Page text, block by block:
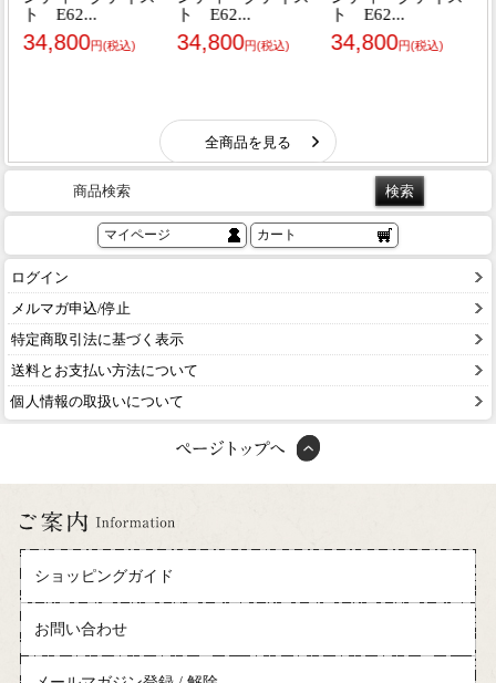
商品検索
マイページ カート
ログイン
メルマガ申込/停止
特定商取引法に基づく表示
送料とお支払い方法について
個人情報の取扱いについて
ショッピングガイド
お問い合わせ